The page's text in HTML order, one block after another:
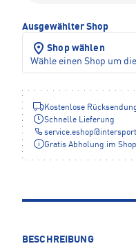
Ausgewählter Shop
Shop wählen
Wähle einen Shop um
Kostenlose
Schnelle Lieferung
service.eshop@
Gratis Abholung im
BESCHREIBUNG